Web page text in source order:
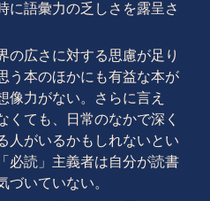
に語彙力の乏しさを露呈さ
の広さに対する思慮が足り
う本のほかにも有益な本が
像力がない。さらに言え
くても、日常のなかで深く
人がいるかもしれないとい
必読」主義者は自分が読書
づいていない。